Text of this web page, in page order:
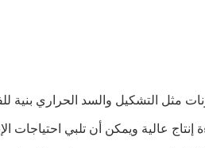
مثل التشكيل والسد الحراري بنية